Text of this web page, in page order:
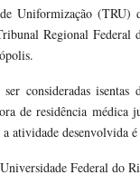
Uniformização (TRU)
Regional Federal
consideradas isentas
de residência médica
atividade desenvolvida é
Federal do